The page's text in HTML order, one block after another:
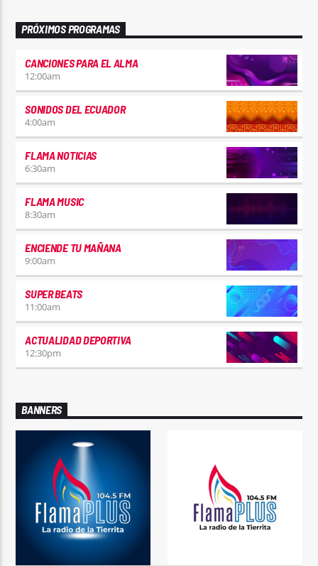
PRÓXIMOS PROGRAMAS
CANCIONES PARA EL ALMA
12:00am
SONIDOS DEL ECUADOR
4:00am
FLAMA NOTICIAS
6:30am
FLAMA MUSIC
8:30am
ENCIENDE TU MAÑANA
9:00am
SUPER BEATS
11:00am
ACTUALIDAD DEPORTIVA
12:30pm
BANNERS